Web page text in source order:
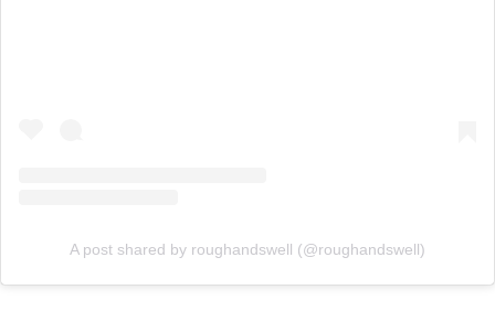
A post shared by roughandswell (@roughandswell)